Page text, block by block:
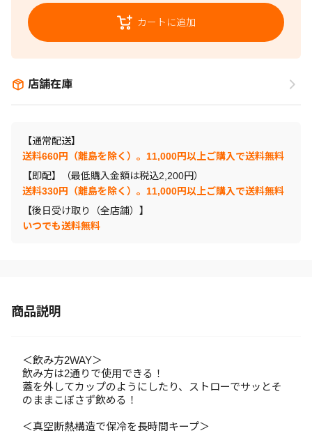
カートに追加
店舗在庫
【通常配送】
送料660円（離島を除く）。11,000円以上ご購入で送料無料
【即配】（最低購入金額は税込2,200円）
送料330円（離島を除く）。11,000円以上ご購入で送料無料
【後日受け取り（全店舗）】
いつでも送料無料
商品説明
＜飲み方2WAY＞
飲み方は2通りで使用できる！
蓋を外してカップのようにしたり、ストローでサッとそ
のままこぼさず飲める！
＜真空断熱構造で保冷を長時間キープ＞